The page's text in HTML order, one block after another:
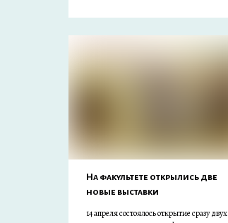
На факультете открылись две
новые выставки
14 апреля состоялось открытие сразу двух